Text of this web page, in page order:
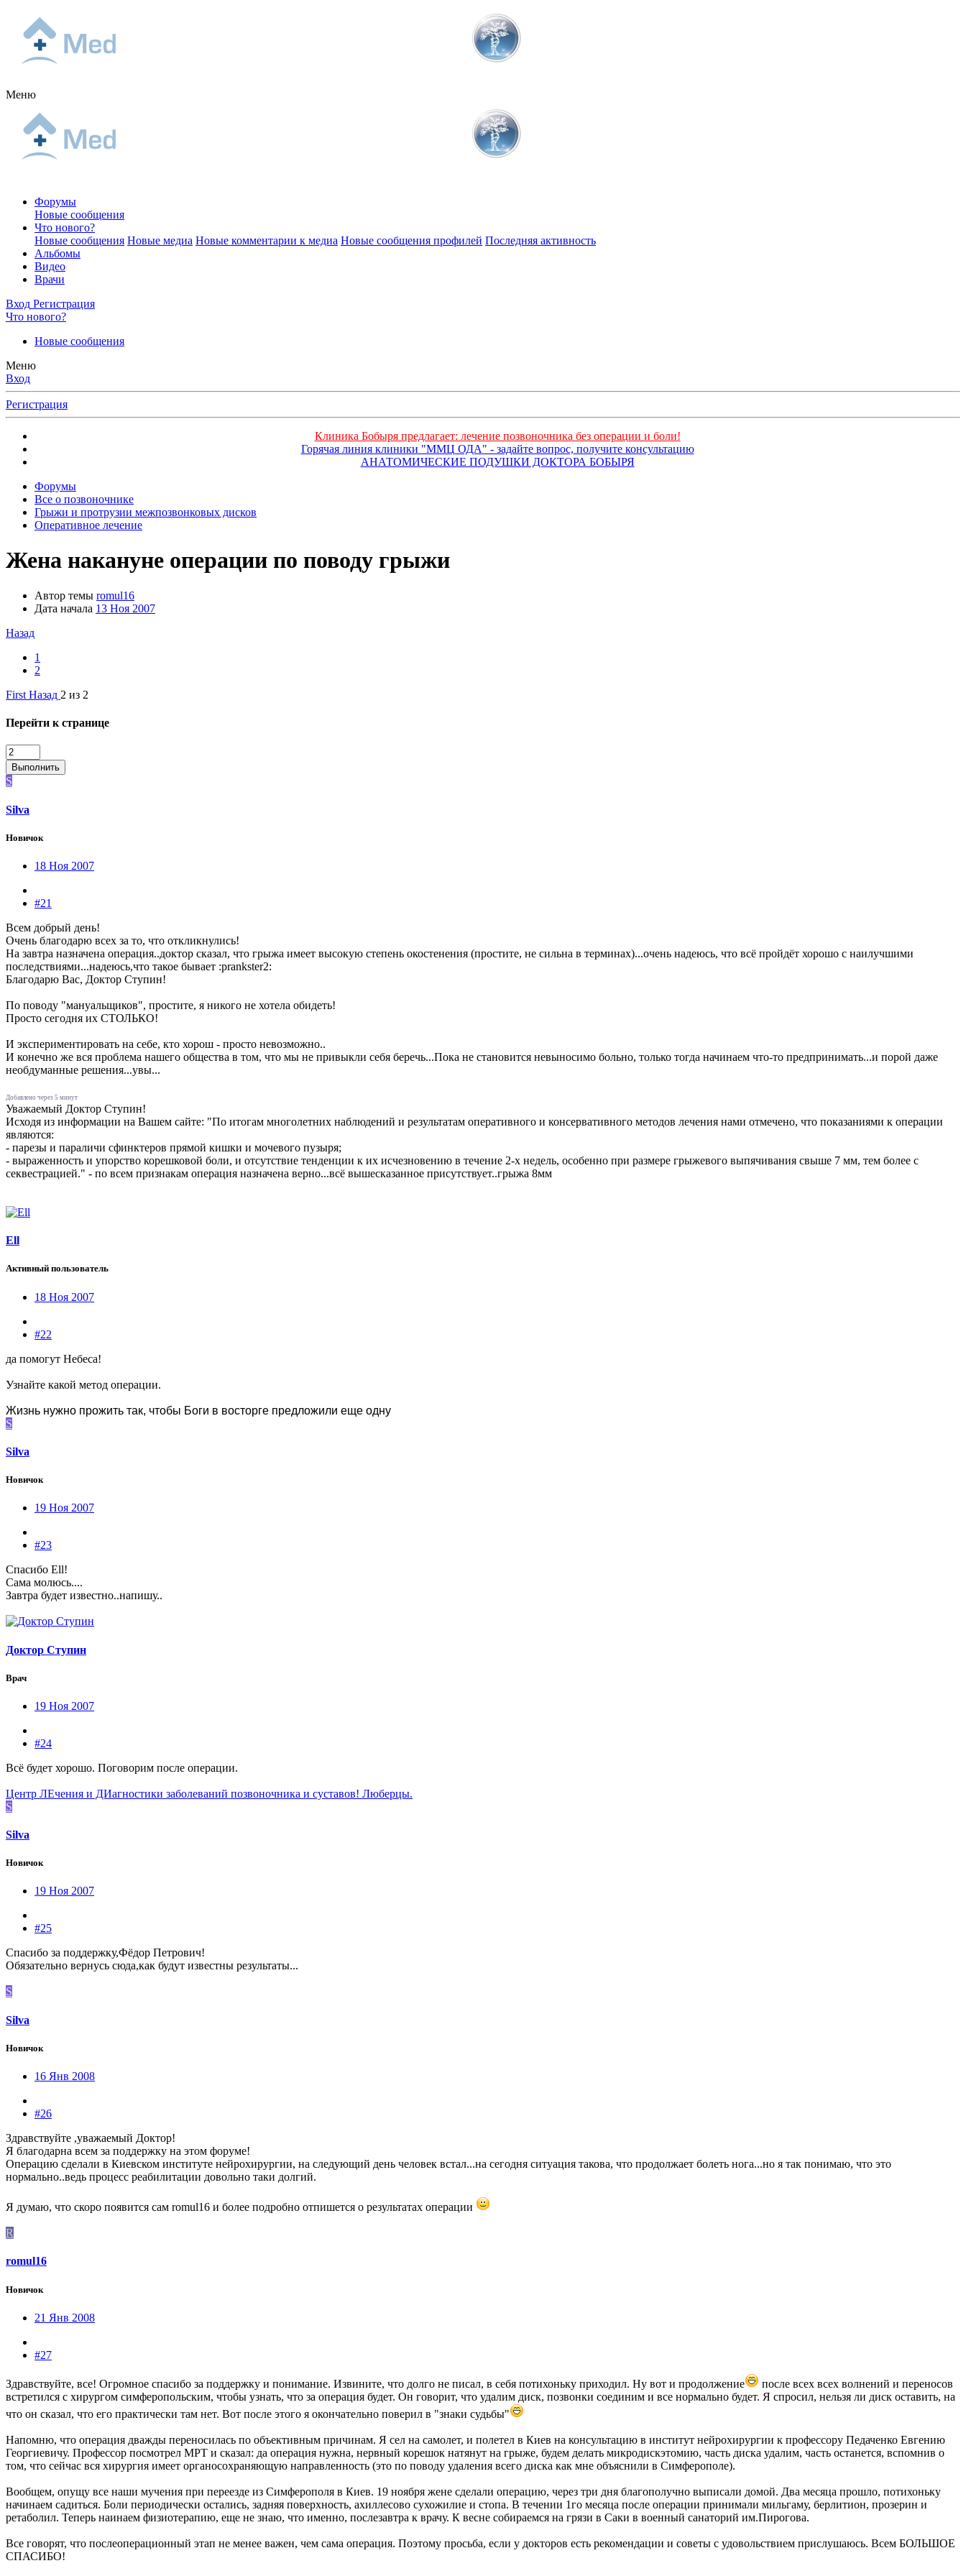
Меню
Форумы
Новые сообщения
Что нового?
Новые сообщения Новые медиа Новые комментарии к медиа Новые сообщения профилей Последняя активность
Альбомы
Видео
Врачи
Вход Регистрация
Что нового?
Новые сообщения
Меню
Вход
Регистрация
Клиника Бобыря предлагает: лечение позвоночника без операции и боли!
Горячая линия клиники "ММЦ ОДА" - задайте вопрос, получите консультацию
АНАТОМИЧЕСКИЕ ПОДУШКИ ДОКТОРА БОБЫРЯ
Форумы
Все о позвоночнике
Грыжи и протрузии межпозвонковых дисков
Оперативное лечение
Жена накануне операции по поводу грыжи
Автор темы romul16
Дата начала 13 Ноя 2007
Назад
1
2
First Назад 2 из 2
Перейти к странице
Выполнить
S
Silva
Новичок
18 Ноя 2007
#21
Всем добрый день!
Очень благодарю всех за то, что откликнулись!
На завтра назначена операция..доктор сказал, что грыжа имеет высокую степень окостенения (простите, не сильна в терминах)...очень надеюсь, что всё пройдёт хорошо с наилучшими
последствиями...надеюсь,что такое бывает :prankster2:
Благодарю Вас, Доктор Ступин!
По поводу "мануальщиков", простите, я никого не хотела обидеть!
Просто сегодня их СТОЛЬКО!
И экспериментировать на себе, кто хорош - просто невозможно..
И конечно же вся проблема нашего общества в том, что мы не привыкли себя беречь...Пока не становится невыносимо больно, только тогда начинаем что-то предпринимать...и порой даже
необдуманные решения...увы...
Добавлено через 5 минут
Уважаемый Доктор Ступин!
Исходя из информации на Вашем сайте: "По итогам многолетних наблюдений и результатам оперативного и консервативного методов лечения нами отмечено, что показаниями к операции
являются:
- парезы и параличи сфинктеров прямой кишки и мочевого пузыря;
- выраженность и упорство корешковой боли, и отсутствие тенденции к их исчезновению в течение 2-х недель, особенно при размере грыжевого выпячивания свыше 7 мм, тем более с
секвестрацией." - по всем признакам операция назначена верно...всё вышесказанное присутствует..грыжа 8мм
Ell
Активный пользователь
18 Ноя 2007
#22
да помогут Небеса!
Узнайте какой метод операции.
Жизнь нужно прожить так, чтобы Боги в восторге предложили еще одну
S
Silva
Новичок
19 Ноя 2007
#23
Спасибо Ell!
Сама молюсь....
Завтра будет известно..напишу..
Доктор Ступин
Врач
19 Ноя 2007
#24
Всё будет хорошо. Поговорим после операции.
Центр ЛЕчения и ДИагностики заболеваний позвоночника и суставов! Люберцы.
S
Silva
Новичок
19 Ноя 2007
#25
Спасибо за поддержку,Фёдор Петрович!
Обязательно вернусь сюда,как будут известны результаты...
S
Silva
Новичок
16 Янв 2008
#26
Здравствуйте ,уважаемый Доктор!
Я благодарна всем за поддержку на этом форуме!
Операцию сделали в Киевском институте нейрохирургии, на следующий день человек встал...на сегодня ситуация такова, что продолжает болеть нога...но я так понимаю, что это
нормально..ведь процесс реабилитации довольно таки долгий.
Я думаю, что скоро появится сам romul16 и более подробно отпишется о результатах операции
R
romul16
Новичок
21 Янв 2008
#27
Здравствуйте, все! Огромное спасибо за поддержку и понимание. Извините, что долго не писал, в себя потихоньку приходил. Ну вот и продолжение
после всех всех волнений и переносов
встретился с хирургом симферопольским, чтобы узнать, что за операция будет. Он говорит, что удалим диск, позвонки соединим и все нормально будет. Я спросил, нельзя ли диск оставить, на
что он сказал, что его практически там нет. Вот после этого я окончательно поверил в "знаки судьбы"
Напомню, что операция дважды переносилась по объективным причинам. Я сел на самолет, и полетел в Киев на консультацию в институт нейрохирургии к профессору Педаченко Евгению
Георгиевичу. Профессор посмотрел МРТ и сказал: да операция нужна, нервный корешок натянут на грыже, будем делать микродискэтомию, часть диска удалим, часть останется, вспомнив о
том, что сейчас вся хирургия имеет органосохраняющую направленность (это по поводу удаления всего диска как мне объяснили в Симферополе).
Вообщем, опущу все наши мучения при переезде из Симферополя в Киев. 19 ноября жене сделали операцию, через три дня благополучно выписали домой. Два месяца прошло, потихоньку
начинаем садиться. Боли периодически остались, задняя поверхность, ахиллесово сухожилие и стопа. В течении 1го месяца после операции принимали мильгаму, берлитион, прозерин и
ретаболил. Теперь наинаем физиотерапию, еще не знаю, что именно, послезавтра к врачу. К весне собираемся на грязи в Саки в военный санаторий им.Пирогова.
Все говорят, что послеоперационный этап не менее важен, чем сама операция. Поэтому просьба, если у докторов есть рекомендации и советы с удовольствием прислушаюсь. Всем БОЛЬШОЕ
СПАСИБО!